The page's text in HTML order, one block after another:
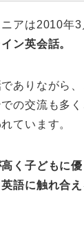
アは2010年3
ン英会話。
ありながら
の交流も多
ています。
く子どもに
語に触れ合え